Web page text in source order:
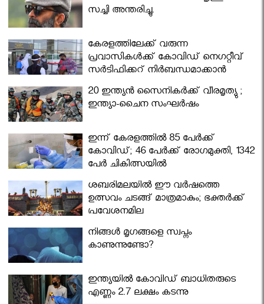
സച്ചി അന്തരിച്ചു.
കേരളത്തിലേക്ക് വരുന്ന
പ്രവാസികള്‍ക്ക് കോവിഡ് നെഗറ്റീവ്
സര്‍ട്ടിഫിക്കറ്റ് നിർബന്ധമാക്കാൻ
മന്ത്രിസഭ
20 ഇന്ത്യൻ സൈനികർക്ക് വീരമൃത്യു ;
ഇന്ത്യാ-ചൈന സംഘർഷം
ഇന്ന് കേരളത്തിൽ 85 പേർക്ക്
കോവിഡ്; 46 പേർക്ക് രോഗമുക്തി, 1342
പേർ ചികിത്സയിൽ
ശബരിമലയില്‍ ഈ വർഷത്തെ
ഉത്സവം ചടങ്ങ് മാത്രമാകും; ഭക്തർക്ക്
പ്രവേശനമില്ല
നിങ്ങള്‍ മൃഗങ്ങളെ സ്വപ്നം
കാണുന്നുണ്ടോ?
ഇന്ത്യയിൽ കോവിഡ് ബാധിതരുടെ
എണ്ണം 2.7 ലക്ഷം കടന്നു